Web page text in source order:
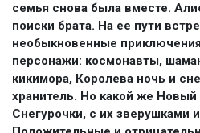
семья снова была вместе.
поиски брата. На ее пути
необыкновенные
персонажи: космонавты,
кикимора, Королева ночь и
хранитель. Но какой же
Снегурочки, с их зверушками